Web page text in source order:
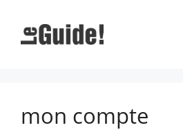
contenu
mon compte